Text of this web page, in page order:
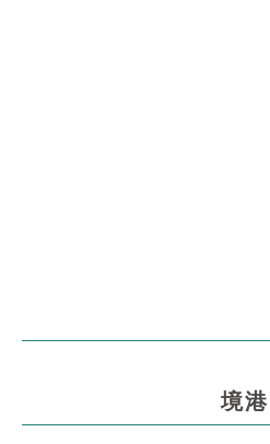
境港